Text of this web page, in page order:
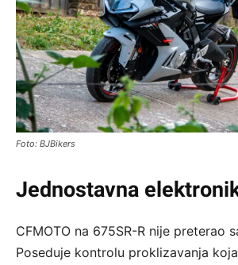
Foto: BJBikers
Jednostavna
CFMOTO na 675SR-R nije preterao
Poseduje kontrolu proklizavanja